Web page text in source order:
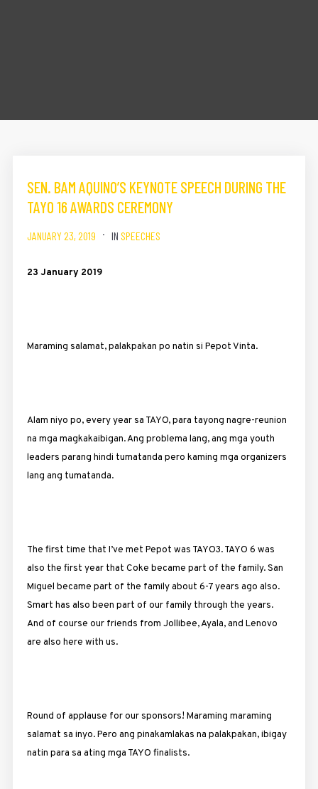
SEN. BAM AQUINO’S KEYNOTE SPEECH DURING THE
TAYO 16 AWARDS CEREMONY
JANUARY 23, 2019 IN SPEECHES
23 January 2019
Maraming salamat, palakpakan po natin si Pepot Vinta.
Alam niyo po, every year sa TAYO, para tayong nagre-reunion
na mga magkakaibigan. Ang problema lang, ang mga youth
leaders parang hindi tumatanda pero kaming mga organizers
lang ang tumatanda.
The first time that I’ve met Pepot was TAYO3. TAYO 6 was
also the first year that Coke became part of the family. San
Miguel became part of the family about 6-7 years ago also.
Smart has also been part of our family through the years.
And of course our friends from Jollibee, Ayala, and Lenovo
are also here with us.
Round of applause for our sponsors! Maraming maraming
salamat sa inyo. Pero ang pinakamlakas na palakpakan, ibigay
natin para sa ating mga TAYO finalists.